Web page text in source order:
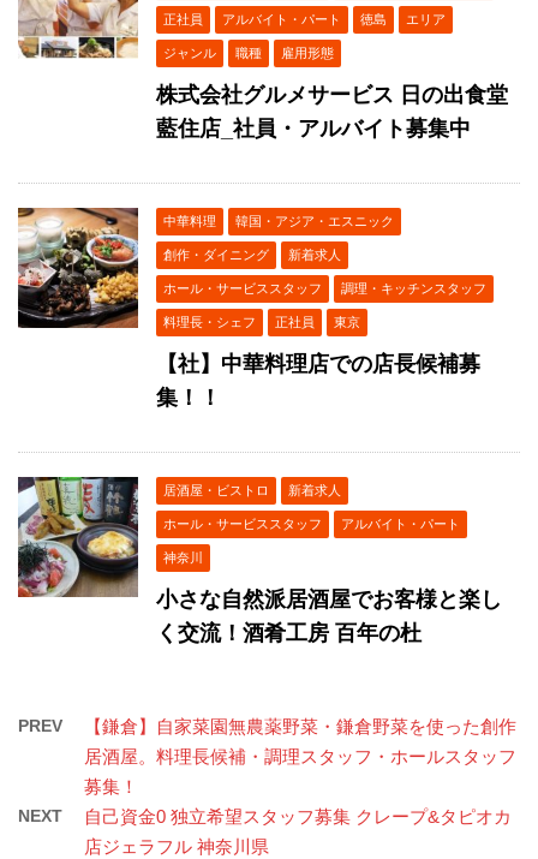
正社員 アルバイト・パート 徳島 エリア
ジャンル 職種 雇用形態
株式会社グルメサービス 日の出食堂
藍住店_社員・アルバイト募集中
中華料理 韓国・アジア・エスニック
創作・ダイニング 新着求人
ホール・サービススタッフ 調理・キッチンスタッフ
料理長・シェフ 正社員 東京
【社】中華料理店での店長候補募
集！！
居酒屋・ビストロ 新着求人
ホール・サービススタッフ アルバイト・パート
神奈川
小さな自然派居酒屋でお客様と楽し
く交流！酒肴工房 百年の杜
PREV
【鎌倉】自家菜園無農薬野菜・鎌倉野菜を使った創作
居酒屋。料理長候補・調理スタッフ・ホールスタッフ
募集！
NEXT
自己資金0 独立希望スタッフ募集 クレープ&タピオカ
店ジェラフル 神奈川県